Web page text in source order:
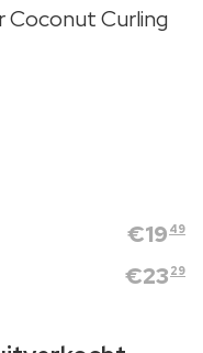
Coconut Curling
€19 49
€23 29